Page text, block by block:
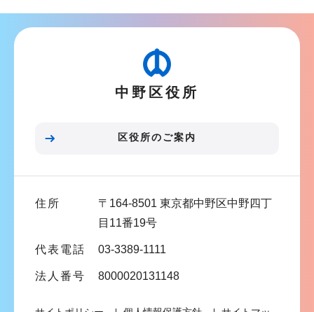
ゲ
ま
中野区役所
区役所のご案内
住所
〒164-8501 東京都中野区中野四丁
目11番19号
代表電話 03-3389-1111
法人番号 8000020131148